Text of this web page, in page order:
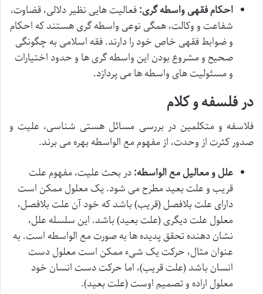
احکام فقهی واسطه گری:فعالیت هایی نظیر دلالی، قضاوت،
شفاعت و وکالت، همگی نوعی واسطه گری هستند که احکام
و ضوابط فقهی خاص خود را دارند. فقه اسلامی به چگونگی
صحیح و مشروع بودن این واسطه گری ها و حدود اختیارات
و مسئولیت های واسطه ها می پردازد.
در فلسفه و کلام
فلاسفه و متکلمین در بررسی مسائل هستی شناسی، علیت و
صدور کثرت از وحدت، از مفهوم مع الواسطه بهره می برند.
علل و معالیل مع الواسطه:در بحث علیت، مفهوم علت
قریب و علت بعید مطرح می شود. یک معلول ممکن است
دارای علت بلافصل (قریب) باشد که خود آن علت بلافصل،
معلول علت دیگری (علت بعید) باشد. این سلسله علل،
نشان دهنده تحقق پدیده ها به صورت مع الواسطه است. به
عنوان مثال، حرکت یک شیء ممکن است معلول دست
انسان باشد (علت قریب)، اما حرکت دست انسان خود
معلول اراده و تصمیم اوست (علت بعید).